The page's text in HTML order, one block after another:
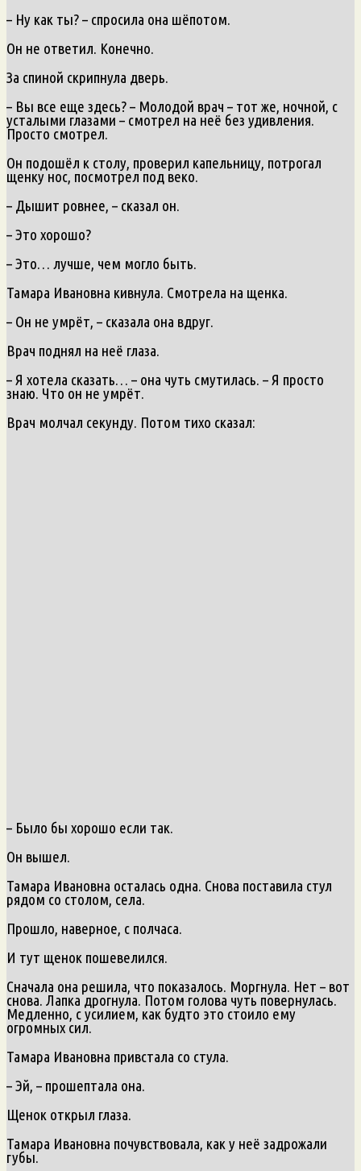
– Ну как ты? – спросила она шёпотом.
Он не ответил. Конечно.
За спиной скрипнула дверь.
– Вы все еще здесь? – Молодой врач – тот же, ночной, с
усталыми глазами – смотрел на неё без удивления.
Просто смотрел.
Он подошёл к столу, проверил капельницу, потрогал
щенку нос, посмотрел под веко.
– Дышит ровнее, – сказал он.
– Это хорошо?
– Это… лучше, чем могло быть.
Тамара Ивановна кивнула. Смотрела на щенка.
– Он не умрёт, – сказала она вдруг.
Врач поднял на неё глаза.
– Я хотела сказать… – она чуть смутилась. – Я просто
знаю. Что он не умрёт.
Врач молчал секунду. Потом тихо сказал:
– Было бы хорошо если так.
Он вышел.
Тамара Ивановна осталась одна. Снова поставила стул
рядом со столом, села.
Прошло, наверное, с полчаса.
И тут щенок пошевелился.
Сначала она решила, что показалось. Моргнула. Нет – вот
снова. Лапка дрогнула. Потом голова чуть повернулась.
Медленно, с усилием, как будто это стоило ему
огромных сил.
Тамара Ивановна привстала со стула.
– Эй, – прошептала она.
Щенок открыл глаза.
Тамара Ивановна почувствовала, как у неё задрожали
губы.